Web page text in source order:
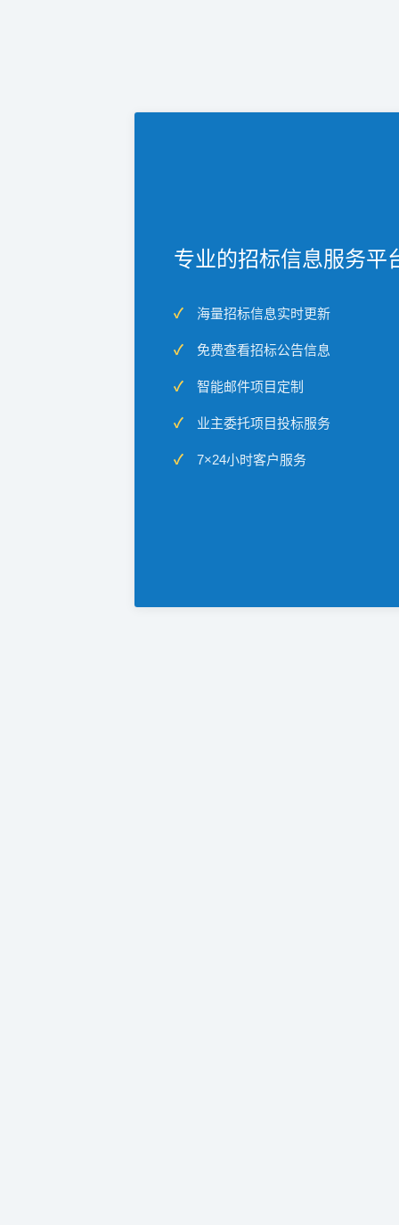
专业的招标信息服务平
海量招标信息实时更新
免费查看招标公告信息
智能邮件项目定制
业主委托项目投标服务
7×24小时客户服务